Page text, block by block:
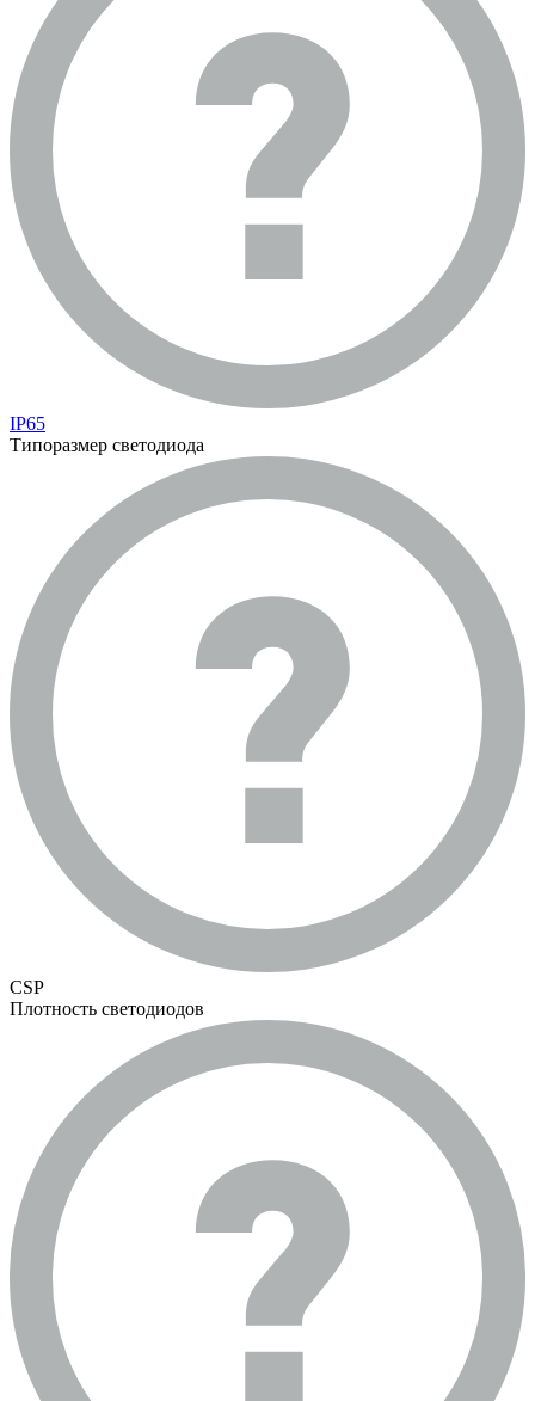
IP65
Типоразмер светодиода
CSP
Плотность светодиодов